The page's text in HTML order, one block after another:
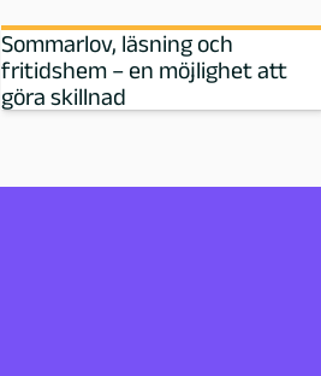
Sommarlov, läsning och
fritidshem – en möjlighet att
göra skillnad